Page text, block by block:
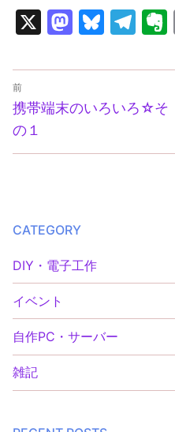
X
投
稿
ナ
ビ
シ
ョ
ン
前
前
の
携帯端末のいろいろ☆そ
の１
CATEGORY
DIY・電子工作
イベント
自作PC・サーバー
雑記